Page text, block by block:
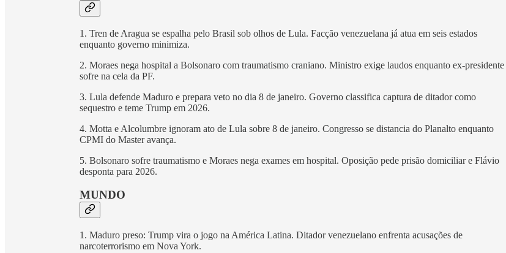
1. Tren de Aragua se espalha pelo Brasil sob olhos de Lula. Facção venezuelana já atua em seis estados
enquanto governo minimiza.
2. Moraes nega hospital a Bolsonaro com traumatismo craniano. Ministro exige laudos enquanto ex-presidente
sofre na cela da PF.
3. Lula defende Maduro e prepara veto no dia 8 de janeiro. Governo classifica captura de ditador como
sequestro e teme Trump em 2026.
4. Motta e Alcolumbre ignoram ato de Lula sobre 8 de janeiro. Congresso se distancia do Planalto enquanto
CPMI do Master avança.
5. Bolsonaro sofre traumatismo e Moraes nega exames em hospital. Oposição pede prisão domiciliar e Flávio
desponta para 2026.
MUNDO
1. Maduro preso: Trump vira o jogo na América Latina. Ditador venezuelano enfrenta acusações de
narcoterrorismo em Nova York.